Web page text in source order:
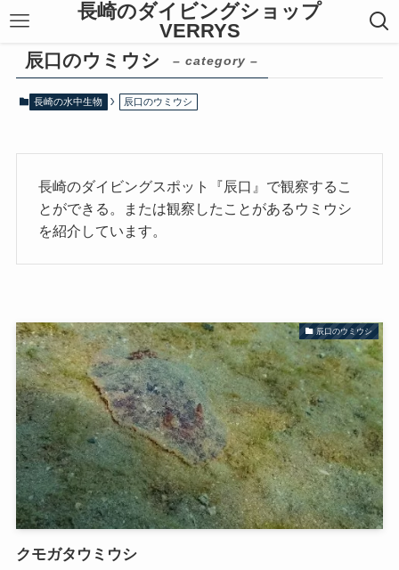
長崎のダイビングショップ
VERRYS
辰口のウミウシ – category –
長崎の水中生物 辰口のウミウシ
長崎のダイビングスポット『辰口』で観察するこ
とができる。または観察したことがあるウミウシ
を紹介しています。
辰口のウミウシ
クモガタウミウシ